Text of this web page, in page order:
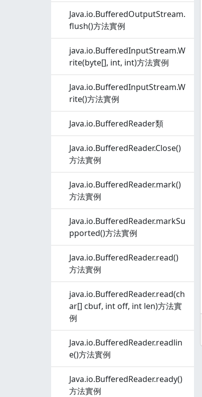
Java.io.BufferedOutputStream.
flush()方法實例
java.io.BufferedInputStream.W
rite(byte[], int, int)方法實例
Java.io.BufferedInputStream.W
rite()方法實例
Java.io.BufferedReader類
Java.io.BufferedReader.Close()
方法實例
Java.io.BufferedReader.mark()
方法實例
Java.io.BufferedReader.markSu
pported()方法實例
Java.io.BufferedReader.read()
方法實例
java.io.BufferedReader.read(ch
ar[] cbuf, int off, int len)方法實
例
Java.io.BufferedReader.readlin
e()方法實例
Java.io.BufferedReader.ready()
方法實例